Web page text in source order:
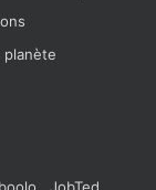
planète